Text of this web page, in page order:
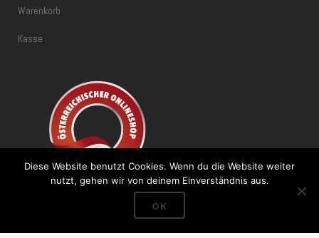
Warenkorb
Kasse
Diese Website benutzt Cookies. Wenn du die Website weiter
nutzt, gehen wir von deinem Einverständnis aus.
OK